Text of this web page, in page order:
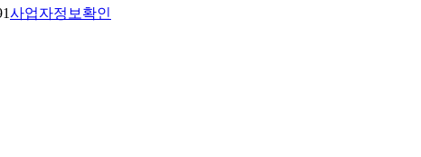
사업자정보확인